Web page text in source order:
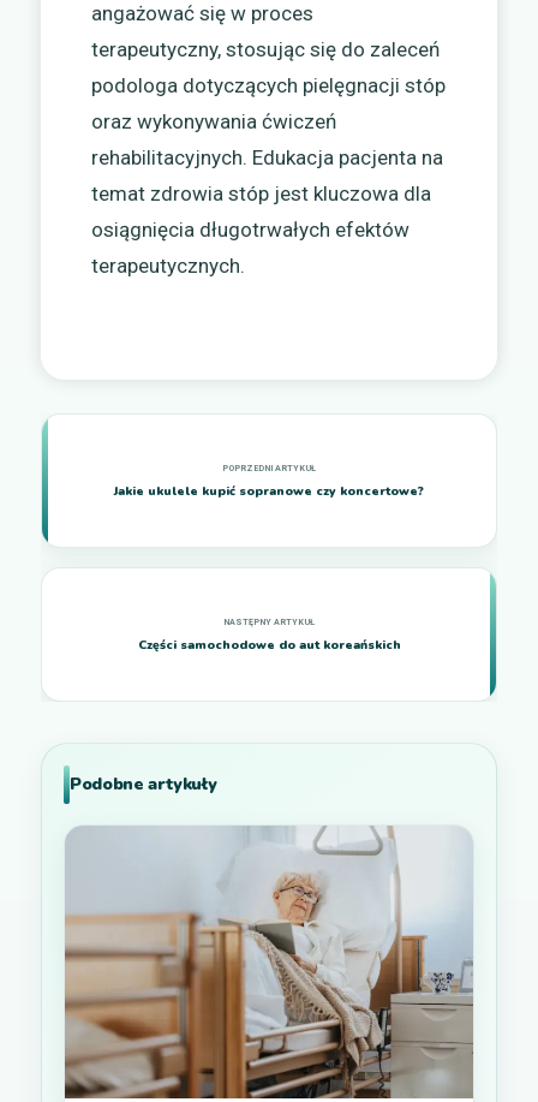
angażować się w proces
terapeutyczny, stosując się do zaleceń
podologa dotyczących pielęgnacji stóp
oraz wykonywania ćwiczeń
rehabilitacyjnych. Edukacja pacjenta na
temat zdrowia stóp jest kluczowa dla
osiągnięcia długotrwałych efektów
terapeutycznych.
Jakie ukulele kupić sopranowe czy koncertowe?
Części samochodowe do aut koreańskich
Podobne artykuły